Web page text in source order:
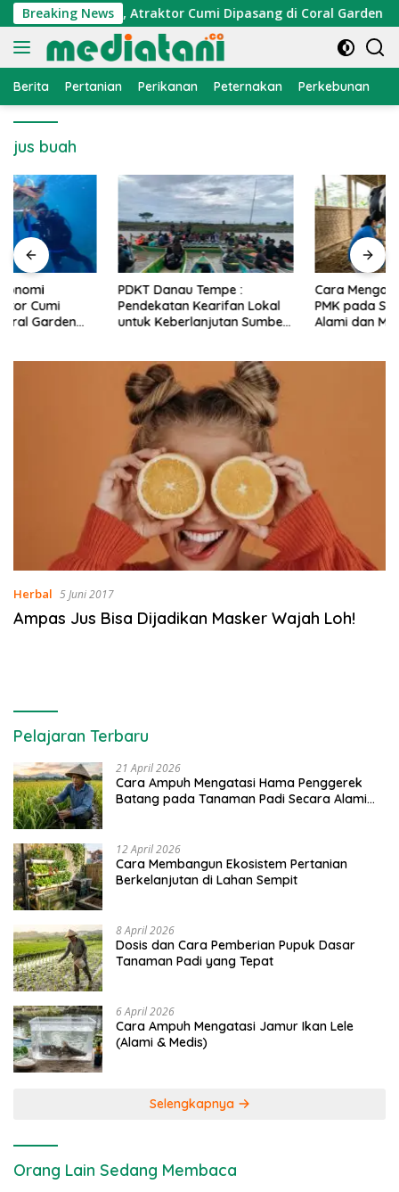
Langsung
ke
konten
Breaking News
Nelayan, Atraktor Cumi Dipasang di Coral Garden
Berita Pertanian Perikanan Peternakan Perkebunan
jus buah
PDKT Danau Tempe :
Pendekatan Kearifan Lokal
untuk Keberlanjutan Sumber
Cara Mengatasi Penyakit
PMK pada Sapi Perah Secara
Alami dan Medis
Herbal 5 Juni 2017
Ampas Jus Bisa Dijadikan Masker Wajah Loh!
Pelajaran Terbaru
21 April 2026
Cara Ampuh Mengatasi Hama Penggerek
Batang pada Tanaman Padi Secara Alami
12 April 2026
Cara Membangun Ekosistem Pertanian
Berkelanjutan di Lahan Sempit
8 April 2026
Dosis dan Cara Pemberian Pupuk Dasar
Tanaman Padi yang Tepat
6 April 2026
Cara Ampuh Mengatasi Jamur Ikan Lele
(Alami & Medis)
Selengkapnya
Orang Lain Sedang Membaca